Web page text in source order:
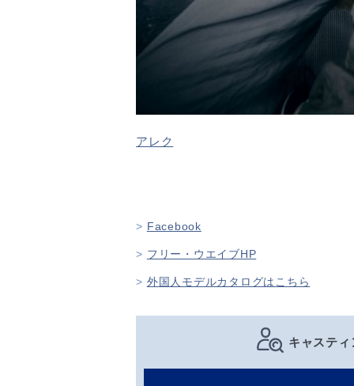
アレク
Facebook
フリー・ウエイブHP
外国人モデルカタログはこちら
キャステ